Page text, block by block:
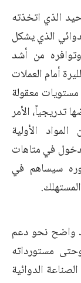
الذي اتخذته
الذي يشكل
من أشد
أمام العملات
مستويات معقولة
تدريجياً، الأمر
الأولية
في متاهات
سيساهم في
واضح نحو دعم
مستورداته
الدوائية